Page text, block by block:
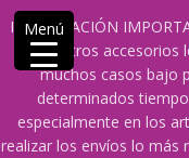
INFORMACIÓN
de nuestros
muchos casos bajo
determinados
especialmente en los
realizar los envíos lo más
Saltar
contenido
Menú